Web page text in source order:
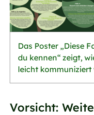
Das Poster „Diese
du kennen“ zeigt,
leicht kommuniziert
Vorsicht: